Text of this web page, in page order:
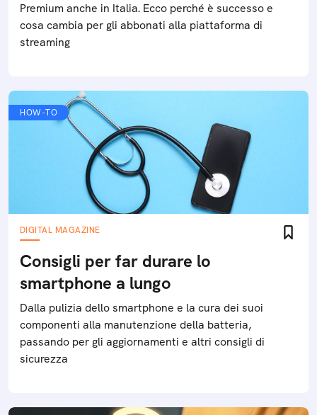
Premium anche in Italia. Ecco perché è successo e
cosa cambia per gli abbonati alla piattaforma di
streaming
HOW-TO
DIGITAL MAGAZINE
Consigli per far durare lo
smartphone a lungo
Dalla pulizia dello smartphone e la cura dei suoi
componenti alla manutenzione della batteria,
passando per gli aggiornamenti e altri consigli di
sicurezza